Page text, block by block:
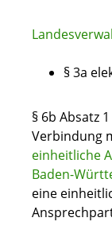
§ 3a
§ 6b Absatz
Verbindung
einheitliche
Baden-
eine